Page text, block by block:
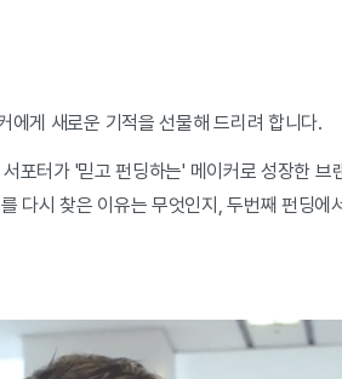
에게 새로운 기적을 선물해 드리려 합니다.
포터가 '믿고 펀딩하는' 메이커로 성장한 브
다시 찾은 이유는 무엇인지, 두번째 펀딩에